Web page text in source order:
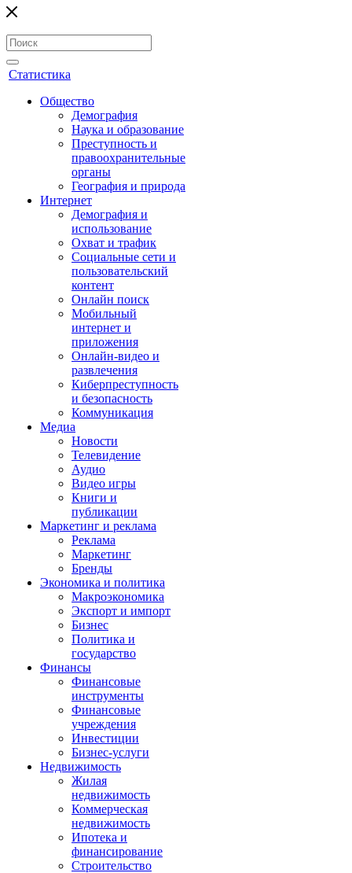
Статистика
Общество
Демография
Наука и образование
Преступность и
правоохранительные
органы
География и природа
Интернет
Демография и
использование
Охват и трафик
Социальные сети и
пользовательский
контент
Онлайн поиск
Мобильный
интернет и
приложения
Онлайн-видео и
развлечения
Киберпреступность
и безопасность
Коммуникация
Медиа
Новости
Телевидение
Аудио
Видео игры
Книги и
публикации
Маркетинг и реклама
Реклама
Маркетинг
Бренды
Экономика и политика
Макроэкономика
Экспорт и импорт
Бизнес
Политика и
государство
Финансы
Финансовые
инструменты
Финансовые
учреждения
Инвестиции
Бизнес-услуги
Недвижимость
Жилая
недвижимость
Коммерческая
недвижимость
Ипотека и
финансирование
Строительство